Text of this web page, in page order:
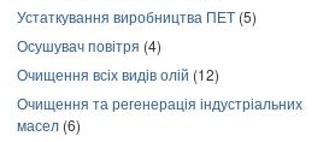
Устаткування виробництва ПЕТ (5)
Осушувач повітря (4)
Очищення всіх видів олій (12)
Очищення та регенерація індустріальних
масел (6)